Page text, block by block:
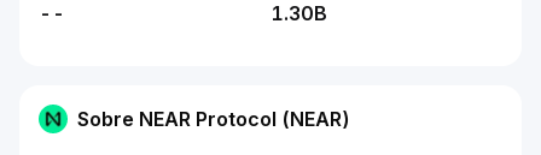
-- 1.30B
Sobre NEAR Protocol (NEAR)